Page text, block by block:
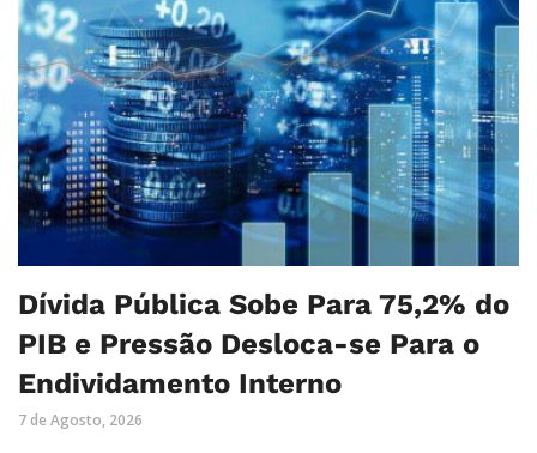
Dívida Pública Sobe Para 75,2% do
PIB e Pressão Desloca-se Para o
Endividamento Interno
7 de Agosto, 2026